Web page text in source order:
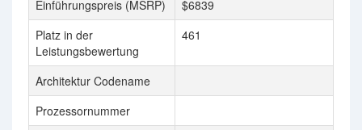
Einführungspreis (MSRP)
$6839
Platz in der
Leistungsbewertung
461
Architektur Codename
Prozessornummer